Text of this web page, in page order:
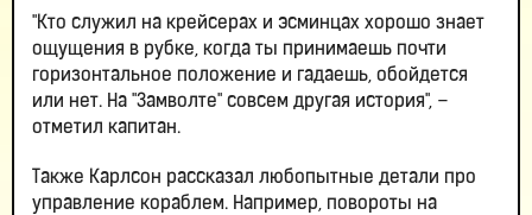
"Кто служил на крейсерах и эсминцах хорошо знает
ощущения в рубке, когда ты принимаешь почти
горизонтальное положение и гадаешь, обойдется
или нет. На "Замволте" совсем другая история", –
отметил капитан.
Также Карлсон рассказал любопытные детали про
управление кораблем. Например, повороты на